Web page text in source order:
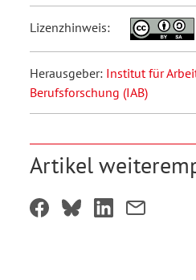
Lizenzhinweis:
Herausgeber: Institut für
Berufsforschung (IAB)
Artikel